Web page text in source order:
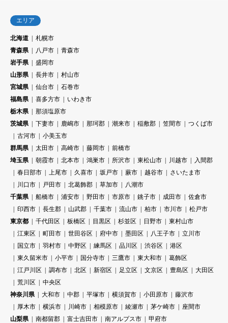
エリア
北海道
札幌市
青森県
八戸市
青森市
岩手県
盛岡市
山形県
長井市
村山市
宮城県
仙台市
石巻市
福島県
喜多方市
いわき市
栃木県
那須塩原市
茨城県
下妻市 鹿嶋市 那珂郡 潮来市 稲敷郡 笠間市
つくば市
古河市
小美玉市
群馬県
太田市 高崎市 藤岡市
前橋市
埼玉県
朝霞市 北本市 鴻巣市 所沢市 東松山市 川越市
入間郡
春日部市
上尾市 久喜市 坂戸市 蕨市 越谷市
さいたま市
川口市
戸田市 北葛飾郡 草加市
八潮市
千葉県
船橋市 浦安市 野田市 市原市 銚子市 成田市
佐倉市
印西市
長生郡 山武郡 千葉市 流山市 柏市 市川市
松戸市
東京都
千代田区 板橋区 目黒区 杉並区 日野市
東村山市
江東区
町田市 世田谷区 府中市 墨田区 八王子市
立川市
国立市
羽村市 中野区 練馬区 品川区 渋谷区
港区
東久留米市
小平市 国分寺市 三鷹市 東大和市
葛飾区
江戸川区
調布市 北区 新宿区 足立区 文京区 豊島区
大田区
荒川区
中央区
神奈川県
大和市 中郡 平塚市 横須賀市 小田原市
藤沢市
厚木市
横浜市 川崎市 相模原市 綾瀬市 茅ケ崎市
座間市
山梨県
南都留郡 富士吉田市 南アルプス市
甲府市